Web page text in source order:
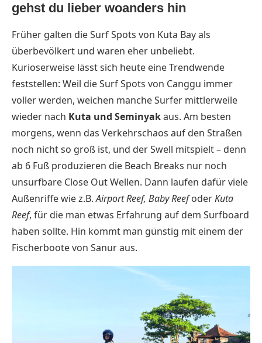
gehst du lieber woanders hin
Früher galten die Surf Spots von Kuta Bay als
überbevölkert und waren eher unbeliebt.
Kurioserweise lässt sich heute eine Trendwende
feststellen: Weil die Surf Spots von Canggu immer
voller werden, weichen manche Surfer mittlerweile
wieder nach Kuta und Seminyakaus. Am besten
morgens, wenn das Verkehrschaos auf den Straßen
noch nicht so groß ist, und der Swell mitspielt – denn
ab 6 Fuß produzieren die Beach Breaks nur noch
unsurfbare Close Out Wellen. Dann laufen dafür viele
Außenriffe wie z.B.Airport Reef, Baby ReefoderKuta
Reef, für die man etwas Erfahrung auf dem Surfboard
haben sollte. Hin kommt man günstig mit einem der
Fischerboote von Sanur aus.